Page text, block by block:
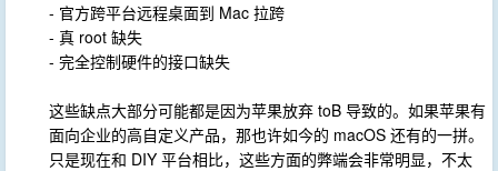
- 官方跨平台远程桌面到 Mac 拉跨
- 真 root 缺失
- 完全控制硬件的接口缺失
这些缺点大部分可能都是因为苹果放弃 toB 导致的。如果苹果有
面向企业的高自定义产品，那也许如今的 macOS 还有的一拼。
只是现在和 DIY 平台相比，这些方面的弊端会非常明显，不太